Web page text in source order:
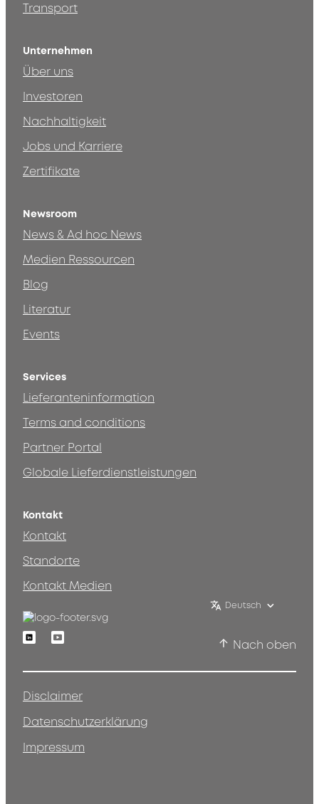
Transport
Unternehmen
Über uns
Investoren
Nachhaltigkeit
Jobs und Karriere
Zertifikate
Newsroom
News & Ad hoc News
Medien Ressourcen
Blog
Literatur
Events
Services
Lieferanteninformation
Terms and conditions
Partner Portal
Globale Lieferdienstleistungen
Kontakt
Kontakt
Standorte
Kontakt Medien
Deutsch
LinkedinYoutube
Nach oben
Disclaimer
Datenschutzerklärung
Impressum